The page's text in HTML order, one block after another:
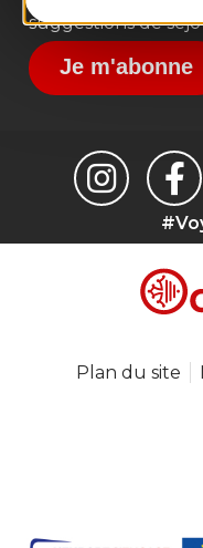
suggestions de
Je m'abonne
Plan du site